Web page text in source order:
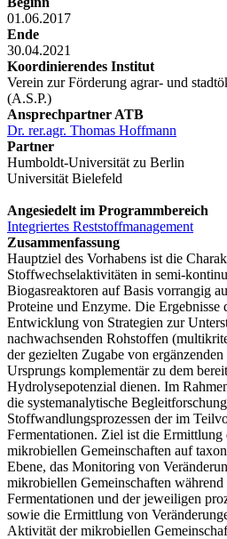
01.06.2017
Ende
30.04.2021
Koordinierendes Institut
Verein zur Förderung agrar- und
(A.S.P.)
Ansprechpartner ATB
Dr. rer.agr. Thomas Hoffmann
Partner
Humboldt-Universität zu Berlin
Universität Bielefeld
Angesiedelt im Programmbereich
Integriertes Reststoffmanagement
Zusammenfassung
Hauptziel des Vorhabens ist die
Stoffwechselaktivitäten in semi-
Biogasreaktoren auf Basis vorrangig
Proteine und Enzyme. Die Ergebnisse
Entwicklung von Strategien zur
nachwachsenden Rohstoffen
der gezielten Zugabe von
Ursprungs komplementär zu dem
Hydrolysepotenzial dienen. Im
die systemanalytische
Stoffwandlungsprozessen der im
Fermentationen. Ziel ist die Ermittlung
mikrobiellen Gemeinschaften auf
Ebene, das Monitoring von
mikrobiellen Gemeinschaften
Fermentationen und der jeweiligen
sowie die Ermittlung von
Aktivität der mikrobiellen